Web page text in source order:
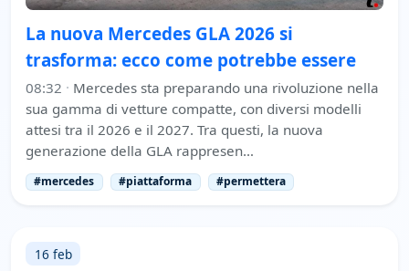
La nuova Mercedes GLA 2026 si
trasforma: ecco come potrebbe essere
08:32 · Mercedes sta preparando una rivoluzione nella
sua gamma di vetture compatte, con diversi modelli
attesi tra il 2026 e il 2027. Tra questi, la nuova
generazione della GLA rappresen…
#mercedes #piattaforma #permettera
16 feb